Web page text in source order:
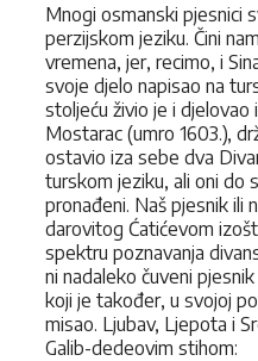
Mnogi osmanski pjesnici
perzijskom jeziku. Čini
vremena, jer, recimo, i
svoje djelo napisao na
stoljeću živio je i djelovao
Mostarac (umro 1603.),
ostavio iza sebe dva
turskom jeziku, ali oni do
pronađeni. Naš pjesnik ili
darovitog Ćatićevom
spektru poznavanja
ni nadaleko čuveni
koji je također, u svojoj
misao. Ljubav, Ljepota i
Galib-dedeovim stihom: